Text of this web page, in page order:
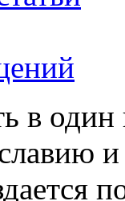
в